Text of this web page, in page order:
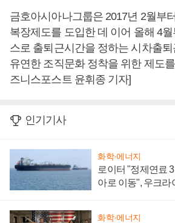
금호아시아나그룹은 2017년 2월부
복장제도를 도입한 데 이어 올해 4
스로 출퇴근시간을 정하는 시차출
유연한 조직문화 정착을 위한 제도
즈니스포스트 윤휘종 기자]
인기기사
화학·에너지
로이터 "정제연료
아로 이동", 우크라
화학·에너지